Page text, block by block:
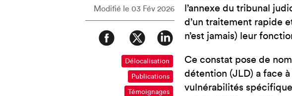
Modifié le 03 Fév 2026
Délocalisation
Publications
Témoignages
l’annexe du tribunal
d’un traitement rapide
n’est jamais) leur
Ce constat pose de
détention (JLD) a face
vulnérabilités